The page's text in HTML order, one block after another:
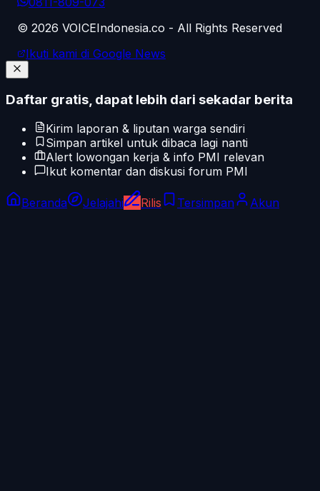
© 2026 VOICEIndonesia.co - All Rights Reserved
Ikuti kami di Google News
Daftar gratis, dapat lebih dari sekadar berita
Kirim laporan & liputan warga sendiri
Simpan artikel untuk dibaca lagi nanti
Alert lowongan kerja & info PMI relevan
Ikut komentar dan diskusi forum PMI
Beranda Jelajahi Rilis Tersimpan Akun